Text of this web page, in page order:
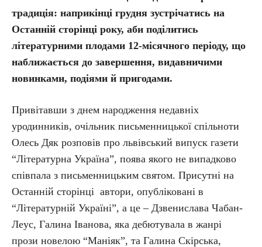
традиція: наприкінці грудня зустрічатись на
Останній сторінці року, аби поділитись
літературними плодами 12-місячного періоду, що
наближається до завершення, видавничими
новинками, подіями й пригодами.
Привітавши з днем народження недавніх
уродинників, очільник письменницької спільноти
Олесь Дяк розповів про львівський випуск газети
“Літературна Україна”, поява якого не випадково
співпала з письменницьким святом. Присутні на
Останній сторінці автори, опубліковані в
“Літературній Україні”, а це – Дзвенислава Чабан-
Леус, Галина Іванова, яка дебютувала в жанрі
прози новелою “Маніяк”, та Галина Скірська,